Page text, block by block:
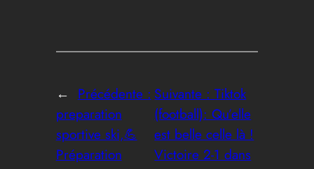
← Précédente :
preparation
sportive ski,💪
Préparation
Suivante :Tiktok
(football): Qu’elle
est belle celle là !
Victoire 2-1 dans